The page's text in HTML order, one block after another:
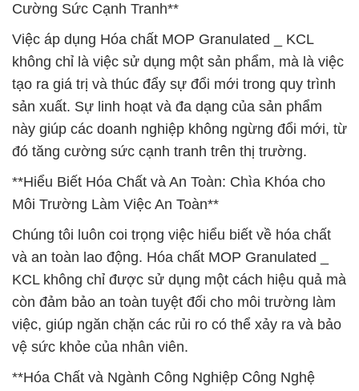
Cường Sức Cạnh Tranh**
Việc áp dụng Hóa chất MOP Granulated _ KCL
không chỉ là việc sử dụng một sản phẩm, mà là việc
tạo ra giá trị và thúc đẩy sự đổi mới trong quy trình
sản xuất. Sự linh hoạt và đa dạng của sản phẩm
này giúp các doanh nghiệp không ngừng đổi mới, từ
đó tăng cường sức cạnh tranh trên thị trường.
**Hiểu Biết Hóa Chất và An Toàn: Chìa Khóa cho
Môi Trường Làm Việc An Toàn**
Chúng tôi luôn coi trọng việc hiểu biết về hóa chất
và an toàn lao động. Hóa chất MOP Granulated _
KCL không chỉ được sử dụng một cách hiệu quả mà
còn đảm bảo an toàn tuyệt đối cho môi trường làm
việc, giúp ngăn chặn các rủi ro có thể xảy ra và bảo
vệ sức khỏe của nhân viên.
**Hóa Chất và Ngành Công Nghiệp Công Nghệ